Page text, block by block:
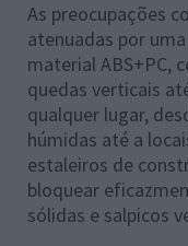
As preocupações
atenuadas por
material ABS+PC,
quedas verticais
qualquer lugar,
húmidas até a
estaleiros de
bloquear
sólidas e salpicos